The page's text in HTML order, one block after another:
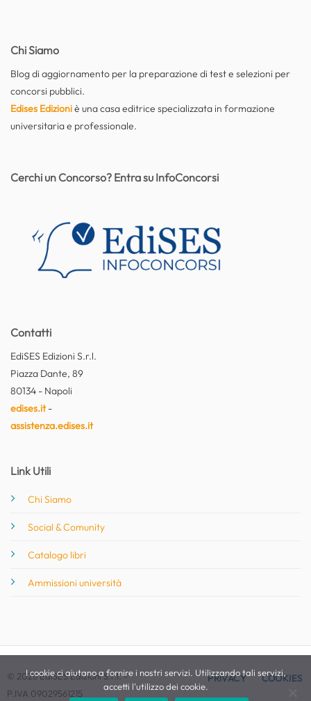
Chi Siamo
Blog di aggiornamento per la preparazione di test e selezioni per
concorsi pubblici.
Edises Edizioniè una casa editrice specializzata in formazione
universitaria e professionale.
Contatti
EdiSES Edizioni S.r.l.
Piazza Dante, 89
80134 - Napoli
edises.it-
assistenza.edises.it
Link Utili
Chi Siamo
Social & Comunity
Catalogo libri
Ammissioni università
Cerchi un Concorso? Entra su InfoConcorsi
© 2026 EdiSES Edizioni S.r.l. -
P.IVA 09029561215
PRIVACY COOKIES
I cookie ci aiutano a fornire i nostri servizi. Utilizzando tali servizi,
accetti l'utilizzo dei cookie.